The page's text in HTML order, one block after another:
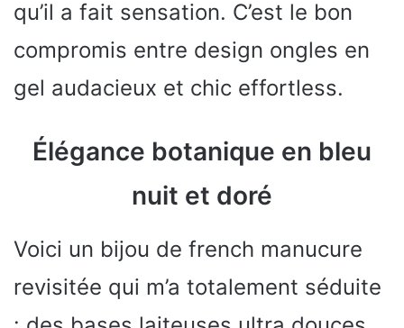
qu’il a fait sensation. C’est le bon
compromis entre design ongles en
gel audacieux et chic effortless.
Élégance botanique en bleu
nuit et doré
Voici un bijou de french manucure
revisitée qui m’a totalement séduite